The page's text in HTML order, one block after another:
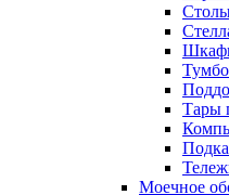
Тары
Моечное